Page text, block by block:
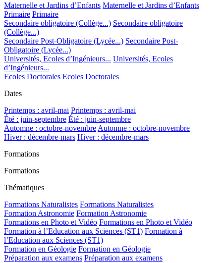
Maternelle et Jardins d’Enfants Maternelle et Jardins d’Enfants
Primaire Primaire
Secondaire obligatoire (Collège...) Secondaire obligatoire
(Collège...)
Secondaire Post-Obligatoire (Lycée...) Secondaire Post-
Obligatoire (Lycée...)
Universités, Ecoles d’Ingénieurs... Universités, Ecoles
d’Ingénieurs...
Ecoles Doctorales Ecoles Doctorales
Dates
Printemps : avril-mai Printemps : avril-mai
Été : juin-septembre Été : juin-septembre
Automne : octobre-novembre Automne : octobre-novembre
Hiver : décembre-mars Hiver : décembre-mars
Formations
Formations
Thématiques
Formations Naturalistes Formations Naturalistes
Formation Astronomie Formation Astronomie
Formations en Photo et Vidéo Formations en Photo et Vidéo
Formation à l’Education aux Sciences (ST1) Formation à
l’Education aux Sciences (ST1)
Formation en Géologie Formation en Géologie
Préparation aux examens Préparation aux examens